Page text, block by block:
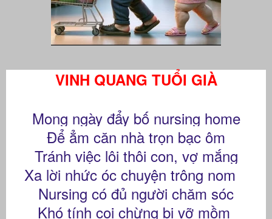
VINH QUANG TUỔI GIÀ
Mong ngày đẩy bố nursing home
Để ẳm căn nhà trọn bạc ôm
Tránh việc lôi thôi con, vợ mắng
Xa lời nhức óc chuyện trông nom
Nursing có đủ người chăm sóc
Khó tính coi chừng bị vỡ mồm